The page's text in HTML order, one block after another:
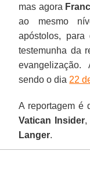
mas agora
ao mesmo
apóstolos, para
testemunha da
sendo o dia 22
A reportagem é
Vatican Insider,
Langer.